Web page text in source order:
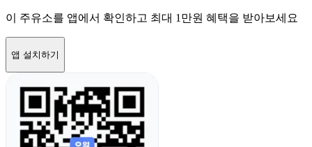
이 주유소를 앱에서 확인하고 최대 1만원 혜택을 받아보세요
앱 설치하기